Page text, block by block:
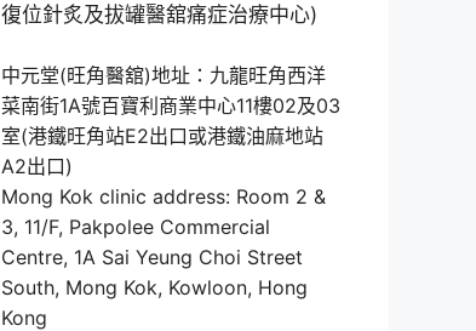
中元堂(旺角醫舘)地址：九龍旺角西洋
菜南街1A號百寶利商業中心11樓02及03
室(港鐵旺角站E2出口或港鐵油麻地站
A2出口)
Mong Kok clinic address: Room 2 &
3, 11/F, Pakpolee Commercial
Centre, 1A Sai Yeung Choi Street
South, Mong Kok, Kowloon, Hong
Kong